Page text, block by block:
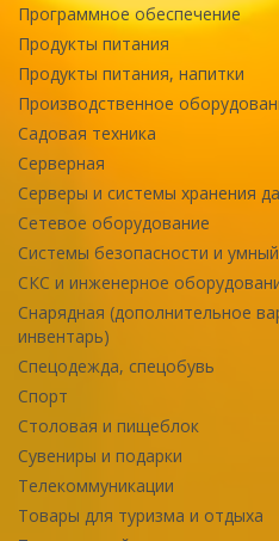
Программное обеспечение
Продукты питания
Продукты питания, напитки
Производственное
Садовая техника
Серверная
Серверы и системы хранения
Сетевое оборудование
Системы безопасности и
СКС и инженерное
Снарядная (дополнительное
инвентарь)
Спецодежда, спецобувь
Спорт
Столовая и пищеблок
Сувениры и подарки
Телекоммуникации
Товары для туризма и отдыха